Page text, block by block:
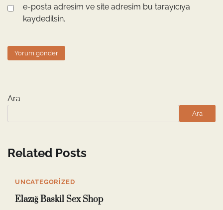
e-posta adresim ve site adresim bu tarayıcıya
kaydedilsin.
Ara
Ara
Related Posts
UNCATEGORIZED
Elazığ Baskil Sex Shop